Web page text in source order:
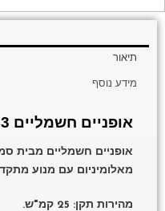
תיאור
מידע נוסף
אופניים חשמליים SMART BIKE M3
אופניים חשמליים מבית
מאלומיניום עם מנוע מתקדם 250 וואט איכותי ללא
מהירות תקן: 25 קמ"ש.